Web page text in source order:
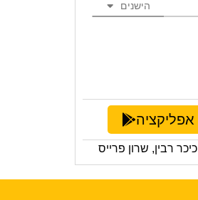
הישנים
אפליקציה
כיכר רבין, שרון פרייס